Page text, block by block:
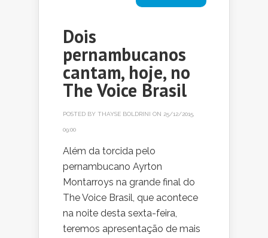
Dois
pernambucanos
cantam, hoje, no
The Voice Brasil
POSTED BY THAYSE BOLDRINI ON 25/12/2015,
09:00
Além da torcida pelo
pernambucano Ayrton
Montarroys na grande final do
The Voice Brasil, que acontece
na noite desta sexta-feira,
teremos apresentação de mais